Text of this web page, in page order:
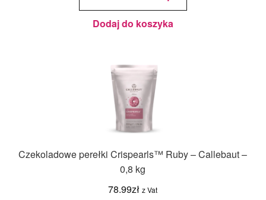
0,8 kg
Dodaj do koszyka
Czekoladowe perełki Crispearls™ Ruby – Callebaut –
0,8 kg
78.99zł z Vat